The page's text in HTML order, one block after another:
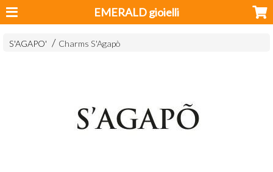
EMERALD gioielli
S'AGAPO' Charms S'Agapò